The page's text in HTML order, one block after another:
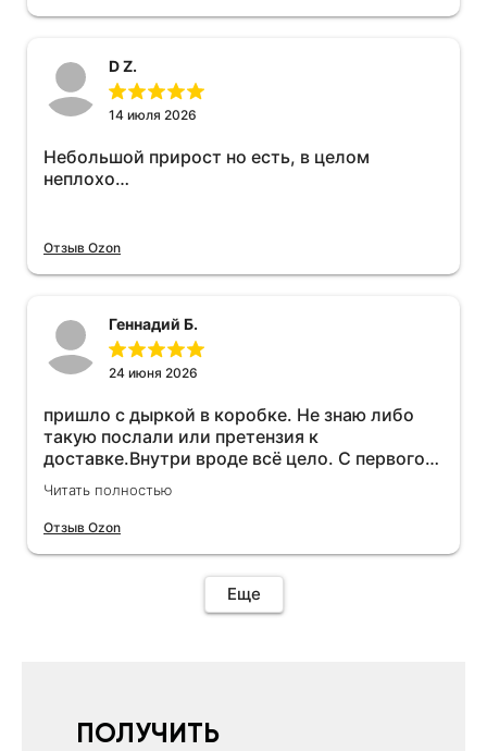
D Z.
14 июля 2026
Небольшой прирост но есть, в целом
неплохо…
Отзыв Ozon
Геннадий Б.
24 июня 2026
пришло с дыркой в коробке. Не знаю либо
такую послали или претензия к
доставке.Внутри вроде всё цело. С первого
раза установить не получается не знаю
может интернет дурит. Четыре звёзды за
упаковку с дыркой.Как опробую дополню
иначе не качает без него. Как поставил сразу
всё установилось по работе устройства
увеличился.Всем рекомендую к покупке.
Читать полностью
Отзыв Ozon
Еще
ПОЛУЧИТЬ